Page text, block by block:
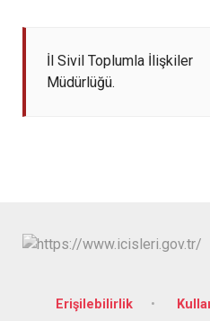
İl Sivil Toplumla İlişkiler
Müdürlüğü.
Erişilebilirlik